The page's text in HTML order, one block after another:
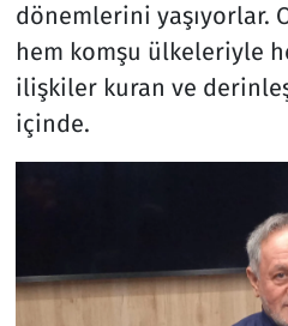
dönemlerini yaşıyorlar.
hem komşu ülkeleriyle
ilişkiler kuran ve
içinde.